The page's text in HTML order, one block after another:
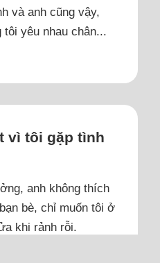
và anh cũng vậy,
tôi yêu nhau chân...
vì tôi gặp tình
anh không thích
bè, chỉ muốn tôi ở
khi rảnh rỗi.